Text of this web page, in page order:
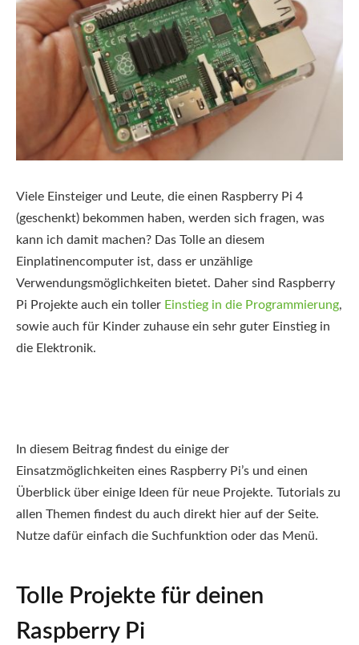
Viele Einsteiger und Leute, die einen Raspberry Pi 4
(geschenkt) bekommen haben, werden sich fragen, was
kann ich damit machen? Das Tolle an diesem
Einplatinencomputer ist, dass er unzählige
Verwendungsmöglichkeiten bietet. Daher sind Raspberry
Pi Projekte auch ein toller Einstieg in die Programmierung,
sowie auch für Kinder zuhause ein sehr guter Einstieg in
die Elektronik.
In diesem Beitrag findest du einige der
Einsatzmöglichkeiten eines Raspberry Pi’s und einen
Überblick über einige Ideen für neue Projekte. Tutorials zu
allen Themen findest du auch direkt hier auf der Seite.
Nutze dafür einfach die Suchfunktion oder das Menü.
Tolle Projekte für deinen
Raspberry Pi